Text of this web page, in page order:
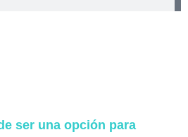
ser una opción para